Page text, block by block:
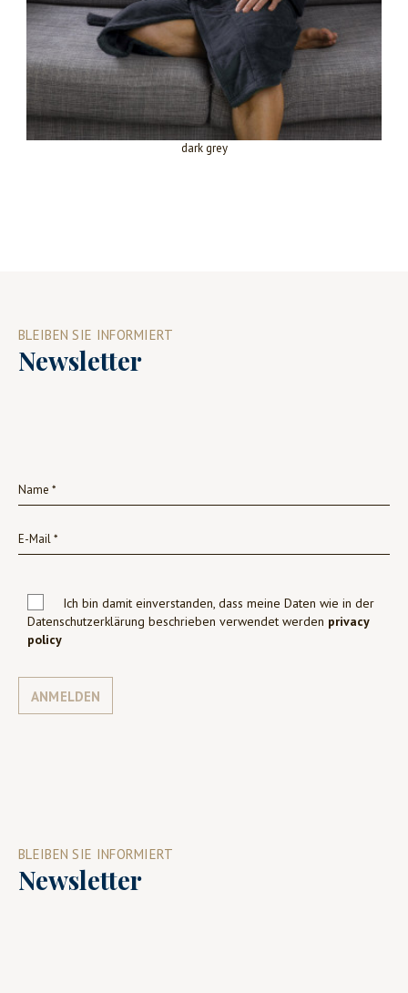
dark grey
BLEIBEN SIE INFORMIERT
Newsletter
Ich bin damit einverstanden, dass meine Daten wie in der
Datenschutzerklärung beschrieben verwendet werden privacy
policy
ANMELDEN
BLEIBEN SIE INFORMIERT
Newsletter